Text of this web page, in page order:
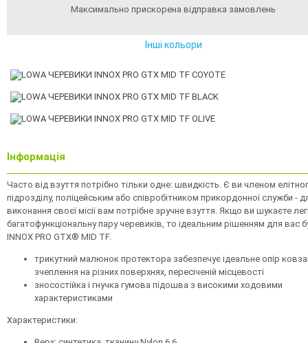
Максимально прискорена відправка замовлень
Інші кольори
Інформація
Часто від взуття потрібно тільки одне: швидкість. Є ви членом
підрозділу, поліцейським або співробітником прикордонної служби -
виконання своєї місії вам потрібне зручне взуття. Якщо ви шукаєте
багатофункціональну пару черевиків, то ідеальним рішенням для вас
INNOX PRO GTX® MID TF.
трикутний малюнок протектора забезпечує ідеальне опір
зчеплення на різних поверхнях, пересіченій місцевості
зносостійка і гнучка гумова підошва з високими ходовими
характеристиками
Характеристики: